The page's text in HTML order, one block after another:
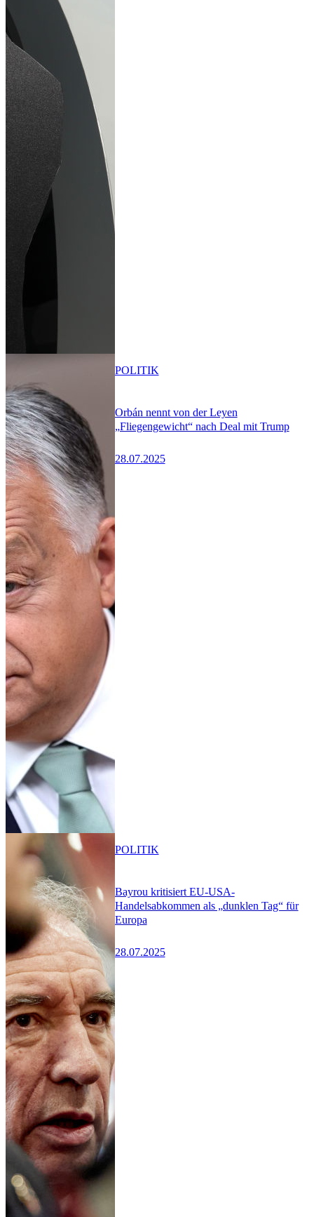
Orbán nennt von der Leyen
„Fliegengewicht“ nach Deal mit Trump
28.07.2025
POLITIK
Bayrou kritisiert EU-USA-
Handelsabkommen als „dunklen Tag“ für
Europa
28.07.2025
POLITIK